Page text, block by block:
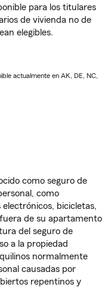
para los titulares
de vivienda no de
elegibles.
actualmente en AK, DE, NC,
como seguro de
como
bicicletas,
de su apartamento
del seguro de
a la propiedad
normalmente
causadas por
repentinos y